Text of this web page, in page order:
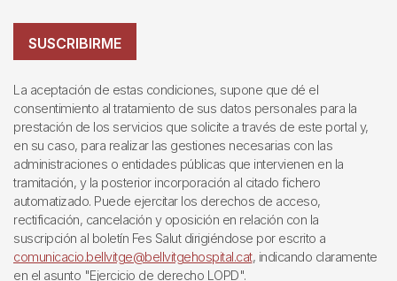
SUSCRIBIRME
La aceptación de estas condiciones, supone que dé el
consentimiento al tratamiento de sus datos personales para la
prestación de los servicios que solicite a través de este portal y,
en su caso, para realizar las gestiones necesarias con las
administraciones o entidades públicas que intervienen en la
tramitación, y la posterior incorporación al citado fichero
automatizado. Puede ejercitar los derechos de acceso,
rectificación, cancelación y oposición en relación con la
suscripción al boletín Fes Salut dirigiéndose por escrito a
comunicacio.bellvitge@bellvitgehospital.cat, indicando claramente
en el asunto "Ejercicio de derecho LOPD".